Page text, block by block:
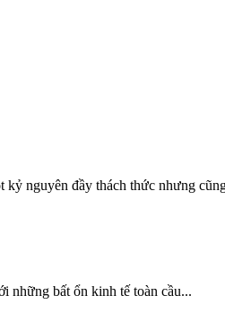
kỷ nguyên đầy thách thức nhưng
những bất ổn kinh tế toàn cầu...